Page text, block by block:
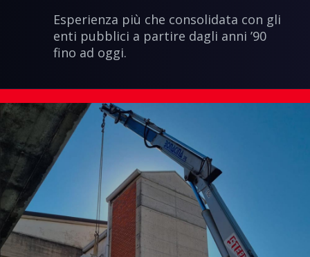
Esperienza più che consolidata con gli
enti pubblici a partire dagli anni ’90
fino ad oggi.